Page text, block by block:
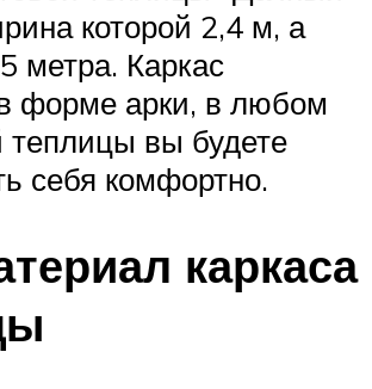
которой 2,4 м, а
метра. Каркас
форме арки, в любом
теплицы вы будете
себя комфортно.
каркаса